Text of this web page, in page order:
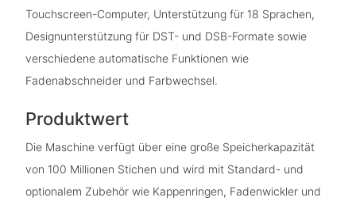
Touchscreen-Computer, Unterstützung für 18 Sprachen,
Designunterstützung für DST- und DSB-Formate sowie
verschiedene automatische Funktionen wie
Fadenabschneider und Farbwechsel.
Produktwert
Die Maschine verfügt über eine große Speicherkapazität
von 100 Millionen Stichen und wird mit Standard- und
optionalem Zubehör wie Kappenringen, Fadenwickler und